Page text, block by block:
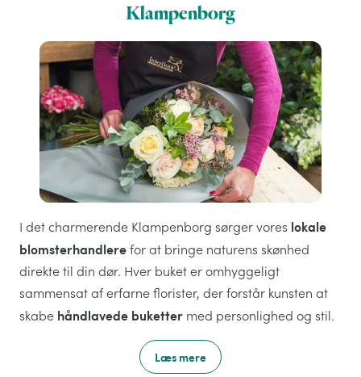
Klampenborg
I det charmerende Klampenborg sørger vores lokale
blomsterhandlere for at bringe naturens skønhed
direkte til din dør. Hver buket er omhyggeligt
sammensat af erfarne florister, der forstår kunsten at
skabe håndlavede buketter med personlighed og stil.
Læs mere